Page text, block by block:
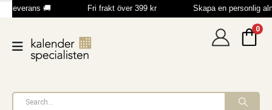
leverans 🚚 Fri frakt över 399 kr Skapa en personlig
0